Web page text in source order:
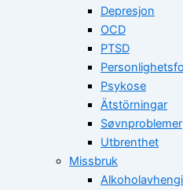
Depresjon
OCD
PTSD
Psykose
Ätstörningar
Søvnproblemer
Utbrenthet
Missbruk